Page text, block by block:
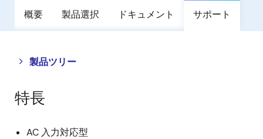
概要 製品選択 ドキュメント サポート
製品ツリー
Close
tree
menu
Open
tree
menu
特長
AC 入力対応型